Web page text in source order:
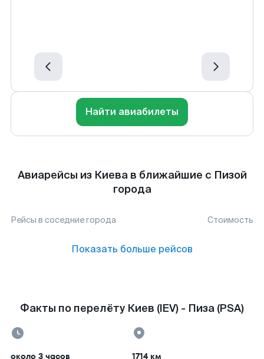
Найти авиабилеты
Авиарейсы из Киева в ближайшие с Пизой
города
Рейсы в соседние города Стоимость
Показать больше рейсов
Факты по перелёту Киев (IEV) - Пиза (PSA)
около 3 часов 1714 км